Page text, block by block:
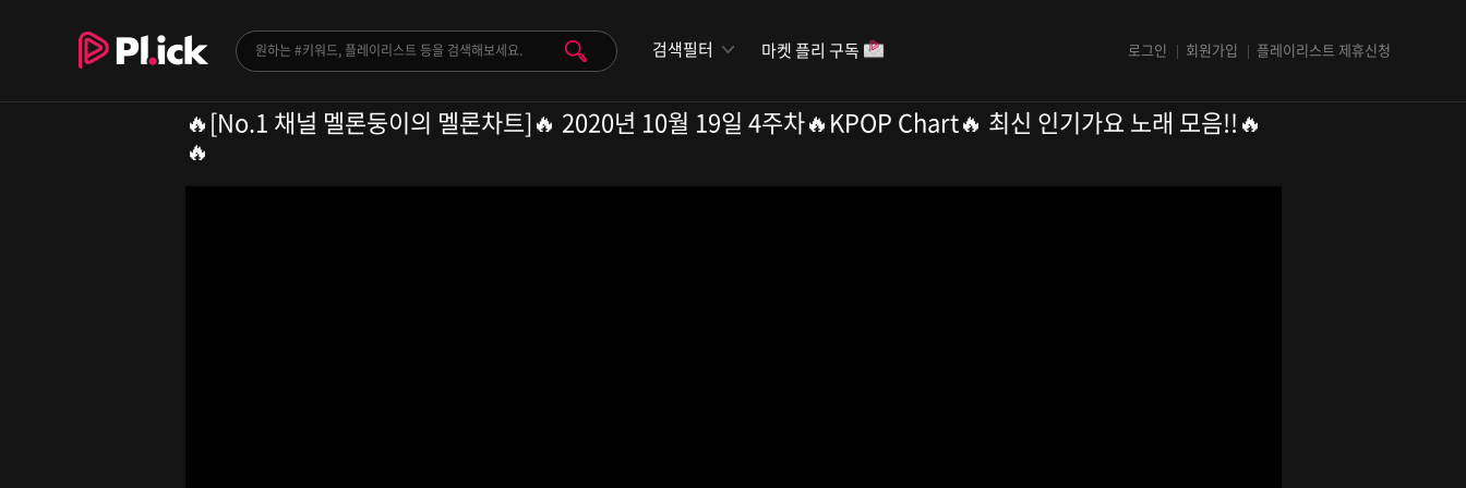
로그인 회원가입 플레이리스트 제휴신청
마켓 플리 구독
검색필터
🔥[No.1 채널 멜론둥이의 멜론차트]🔥 2020년 10월 19일 4주차🔥KPOP Chart🔥 최신 인기가요 노래 모음!!🔥
🔥